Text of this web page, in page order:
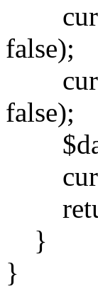
false);
false);
}
}